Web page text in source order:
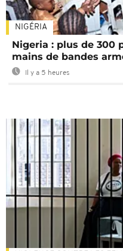
NIGÉRIA
Nigeria : plus de 300
mains de bandes
Il y a 5 heures